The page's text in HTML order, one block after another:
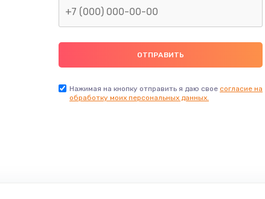
Нажимая на кнопку отправить я даю свое согласие на
обработку моих персональных данных.